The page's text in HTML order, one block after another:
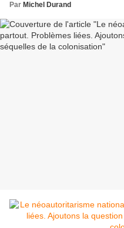
Par Michel Durand